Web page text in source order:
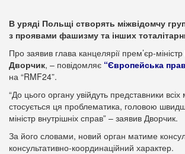
В уряді Польщі створять міжвідомчу
з проявами фашизму та інших
Про заявив глава канцелярії прем’єр-
Дворчик, – повідомляє “Європейська
на “RMF24”.
“До цього органу увійдуть представники всіх
стосується ця проблематика, головою
міністр внутрішніх справ” – заявив Дворчик.
За його словами, новий орган матиме
консультативно-координаційний характер.